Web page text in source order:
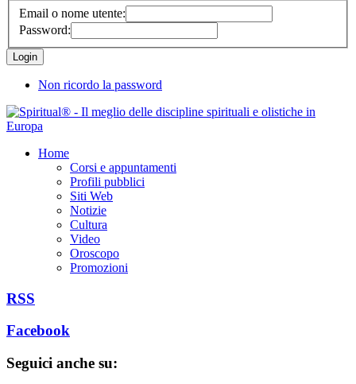
Email o nome utente:
Password:
Non ricordo la password
Home
Corsi e appuntamenti
Profili pubblici
Siti Web
Notizie
Cultura
Video
Oroscopo
Promozioni
RSS
Facebook
Seguici anche su: